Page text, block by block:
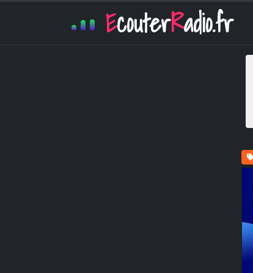
EcouterRadio.fr